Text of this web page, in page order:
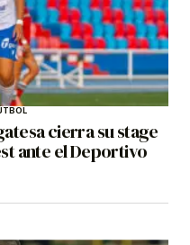
cierra su stage
ante el Deportivo